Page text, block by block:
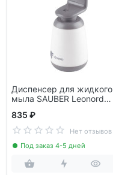
Диспенсер для жидкого
мыла SAUBER Leonord
835 ₽
Нет отзывов
Под заказ 4-5 дней